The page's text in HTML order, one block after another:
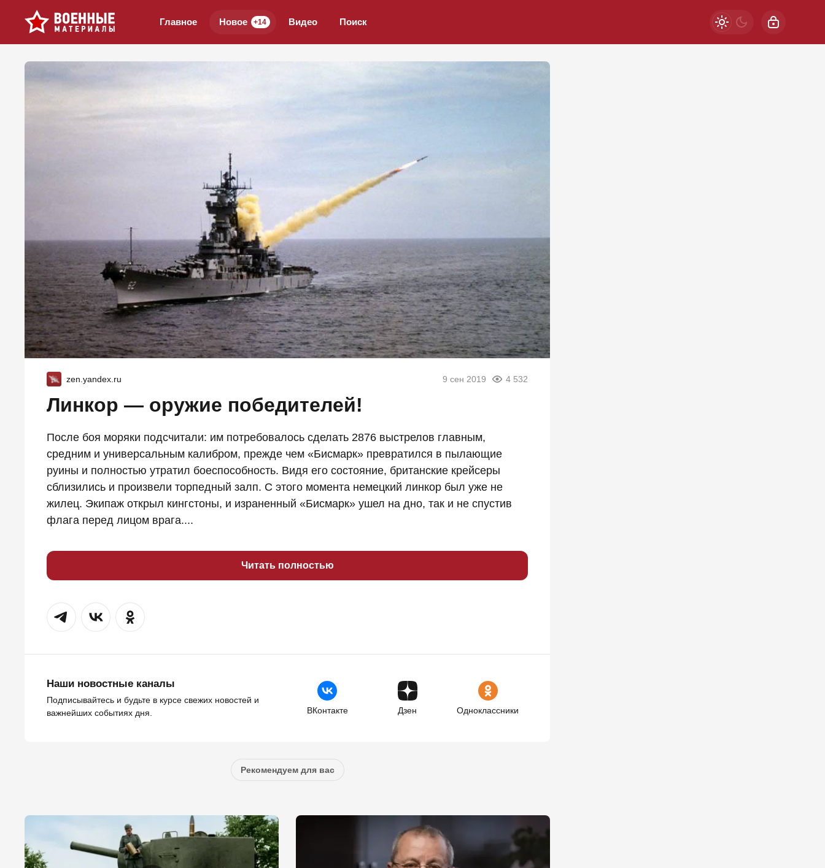
Главное Новое +14 Видео Поиск
zen.yandex.ru 9 сен 2019 4 532
Линкор — оружие победителей!
После боя моряки подсчитали: им потребовалось сделать 2876 выстрелов главным,
средним и универсальным калибром, прежде чем «Бисмарк» превратился в пылающие
руины и полностью утратил боеспособность. Видя его состояние, британские крейсеры
сблизились и произвели торпедный залп. С этого момента немецкий линкор был уже не
жилец. Экипаж открыл кингстоны, и израненный «Бисмарк» ушел на дно, так и не спустив
флага перед лицом врага....
Читать полностью
Наши новостные каналы
Подписывайтесь и будьте в курсе свежих новостей и
важнейших событиях дня.
ВКонтакте Дзен Одноклассники
Рекомендуем для вас